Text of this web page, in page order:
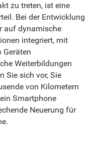
zu treten, ist eine
Bei der Entwicklung
auf dynamische
integriert, mit
Weiterbildungen
Sie sich vor, Sie
von Kilometern
Smartphone
Neuerung für